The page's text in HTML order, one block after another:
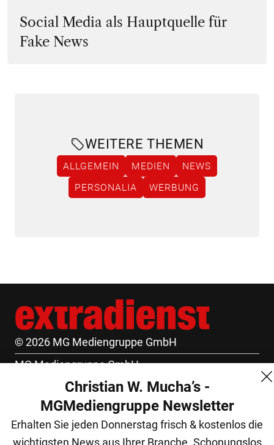
Social Media als Hauptquelle für
Fake News
WEITERE THEMEN
ALLGEMEIN MEDIEN
NEWS
PERSONALIA
WERBUNG
© 2026 MG Mediengruppe GmbH
MG Mediengruppe GmbH
Burgring 1/7
1010 Wien
+43 (1) 522 14 14
Christian W. Mucha’s -
MGMediengruppe Newsletter
Erhalten Sie jeden Donnerstag frisch & kostenlos die
wichtigsten News aus Ihrer Branche. Schonungslos